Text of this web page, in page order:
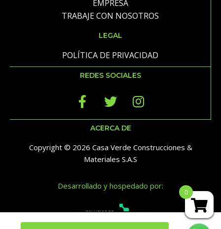
EMPRESA
TRABAJE CON NOSOTROS
LEGAL
POLÍTICA DE PRIVACIDAD
REDES SOCIALES
ACERCA DE
Copyright © 2026 Casa Verde Construcciones &
Materiales S.A.S
Desarrollado y hospedado por:
0